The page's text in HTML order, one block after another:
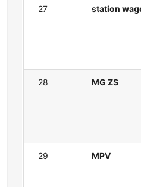
27 station
28 MG ZS
29 MPV